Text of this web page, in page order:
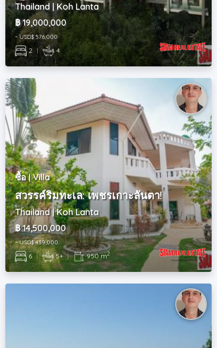
Thailand | Koh Lanta
฿ 19,000,000
~ USD$ 576,000
2 | 4
ซื้อ | Villa
สวรรค์ริมทะเล: เพชรเกาะลันตา!
Thailand | Koh Lanta
฿ 14,500,000
~ USD$ 439,000
6 | 5+ | 950 m2